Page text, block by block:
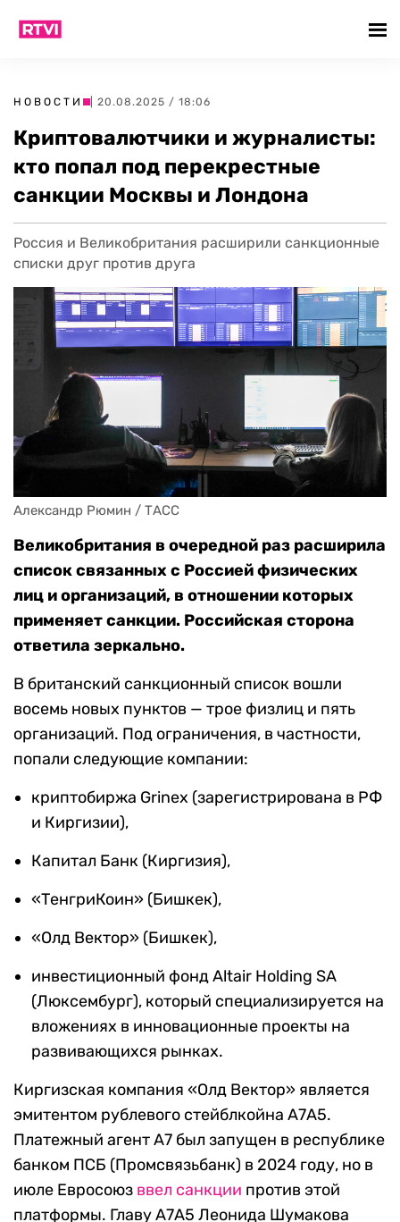
НОВОСТИ | 20.08.2025 / 18:06
Криптовалютчики и журналисты:
кто попал под перекрестные
санкции Москвы и Лондона
Россия и Великобритания расширили санкционные
списки друг против друга
Александр Рюмин / ТАСС
Великобритания в очередной раз расширила
список связанных с Россией физических
лиц и организаций, в отношении которых
применяет санкции. Российская сторона
ответила зеркально.
В британский санкционный список вошли
восемь новых пунктов — трое физлиц и пять
организаций. Под ограничения, в частности,
попали следующие компании:
криптобиржа Grinex (зарегистрирована в РФ
и Киргизии),
Капитал Банк (Киргизия),
«ТенгриКоин» (Бишкек),
«Олд Вектор» (Бишкек),
инвестиционный фонд Altair Holding SA
(Люксембург), который специализируется на
вложениях в инновационные проекты на
развивающихся рынках.
Киргизская компания «Олд Вектор» является
эмитентом рублевого стейблкойна А7А5.
Платежный агент А7 был запущен в республике
банком ПСБ (Промсвязьбанк) в 2024 году, но в
июле Евросоюз ввел санкции против этой
платформы. Главу А7А5 Леонида Шумакова